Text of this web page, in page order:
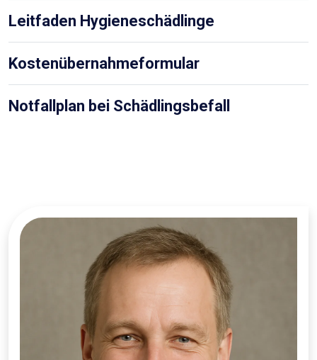
© 2025 WWW.CMB-KAMMERJAEGER.DE | ALLE RECHTE
VORBEHALTEN.
Facebook
X LinkedIn
YouTube